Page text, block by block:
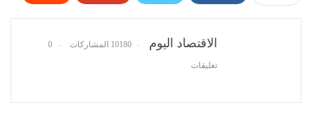
الاقتصاد اليوم 10180 المشاركات 0
تعليقات